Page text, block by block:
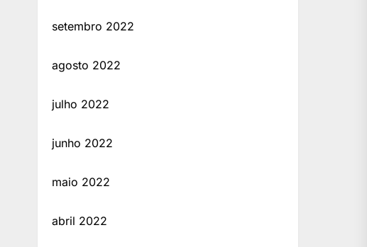
setembro 2022
agosto 2022
julho 2022
junho 2022
maio 2022
abril 2022